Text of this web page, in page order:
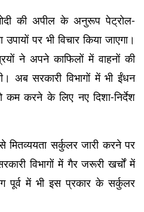
की अपील के अनुरूप पेट्रोल-
पर भी विचार किया जाएगा।
ने अपने काफिलों में वाहनों की
सरकारी विभागों में भी ईंधन
करने के लिए नए दिशा-निर्देश
मितव्ययता सर्कुलर जारी करने पर
विभागों में गैर जरूरी खर्चों में
पूर्व में भी इस प्रकार के सर्कुलर